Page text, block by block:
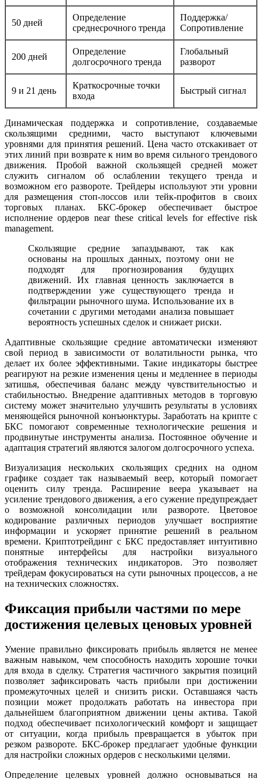
50 дней
Определение
среднесрочного тренда
Поддержка/
Сопротивление
200 дней
Определение
долгосрочного тренда
Глобальный
разворот
9 и 21 день
Краткосрочные точки
входа
Быстрый сигнал
Динамическая поддержка и сопротивление, создаваемые
скользящими средними, часто выступают ключевыми
уровнями для принятия решений. Цена часто отскакивает от
этих линий при возврате к ним во время сильного трендового
движения. Пробой важной скользящей средней может
служить сигналом об ослаблении текущего тренда и
возможном его развороте. Трейдеры используют эти уровни
для размещения стоп-лоссов или тейк-профитов в своих
торговых планах. БКС-брокер обеспечивает быстрое
исполнение ордеров near these critical levels for effective risk
management.
Скользящие средние запаздывают, так как
основаны на прошлых данных, поэтому они не
подходят для прогнозирования будущих
движений. Их главная ценность заключается в
подтверждении уже существующего тренда и
фильтрации рыночного шума. Использование их в
сочетании с другими методами анализа повышает
вероятность успешных сделок и снижает риски.
Адаптивные скользящие средние автоматически изменяют
свой период в зависимости от волатильности рынка, что
делает их более эффективными. Такие индикаторы быстрее
реагируют на резкие изменения цены и медленнее в периоды
затишья, обеспечивая баланс между чувствительностью и
стабильностью. Внедрение адаптивных методов в торговую
систему может значительно улучшить результаты в условиях
меняющейся рыночной конъюнктуры. Заработать на крипте с
БКС помогают современные технологические решения и
продвинутые инструменты анализа. Постоянное обучение и
адаптация стратегий являются залогом долгосрочного успеха.
Визуализация нескольких скользящих средних на одном
графике создает так называемый веер, который помогает
оценить силу тренда. Расширение веера указывает на
усиление трендового движения, а его сужение предупреждает
о возможной консолидации или развороте. Цветовое
кодирование различных периодов улучшает восприятие
информации и ускоряет принятие решений в реальном
времени. Криптотрейдинг с БКС предоставляет интуитивно
понятные интерфейсы для настройки визуального
отображения технических индикаторов. Это позволяет
трейдерам фокусироваться на сути рыночных процессов, а не
на технических сложностях.
Фиксация прибыли частями по мере
достижения целевых ценовых уровней
Умение правильно фиксировать прибыль является не менее
важным навыком, чем способность находить хорошие точки
для входа в сделку. Стратегия частичного закрытия позиций
позволяет зафиксировать часть прибыли при достижении
промежуточных целей и снизить риски. Оставшаяся часть
позиции может продолжать работать на инвестора при
дальнейшем благоприятном движении цены актива. Такой
подход обеспечивает психологический комфорт и защищает
от ситуации, когда прибыль превращается в убыток при
резком развороте. БКС-брокер предлагает удобные функции
для настройки сложных ордеров с несколькими целями.
Определение целевых уровней должно основываться на